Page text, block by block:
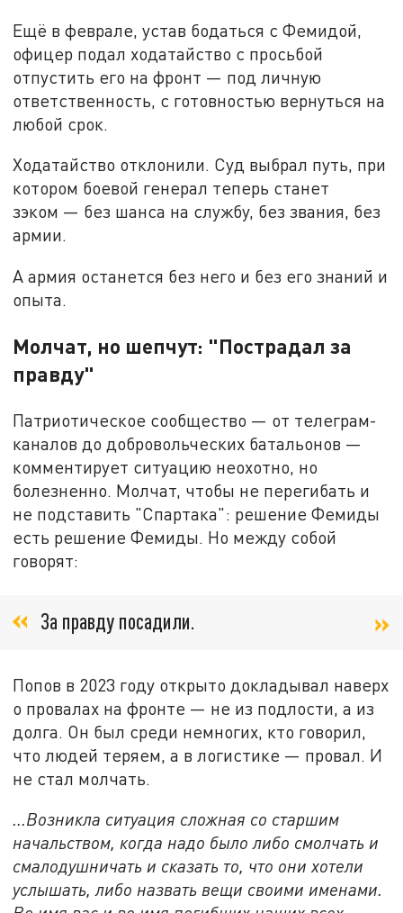
Ещё в феврале, устав бодаться с Фемидой,
офицер подал ходатайство с просьбой
отпустить его на фронт — под личную
ответственность, с готовностью вернуться на
любой срок.
Ходатайство отклонили. Суд выбрал путь, при
котором боевой генерал теперь станет
зэком — без шанса на службу, без звания, без
армии.
А армия останется без него и без его знаний и
опыта.
Молчат, но шепчут: "Пострадал за
правду"
Патриотическое сообщество — от телеграм-
каналов до добровольческих батальонов —
комментирует ситуацию неохотно, но
болезненно. Молчат, чтобы не перегибать и
не подставить "Спартака": решение Фемиды
есть решение Фемиды. Но между собой
говорят:
За правду посадили.
Попов в 2023 году открыто докладывал наверх
о провалах на фронте — не из подлости, а из
долга. Он был среди немногих, кто говорил,
что людей теряем, а в логистике — провал. И
не стал молчать.
...Возникла ситуация сложная со старшим
начальством, когда надо было либо смолчать и
смалодушничать и сказать то, что они хотели
услышать, либо назвать вещи своими именами.